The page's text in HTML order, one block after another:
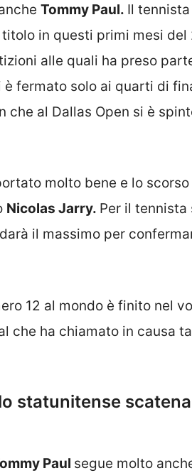
Tommy Paul. Il
in questi primi mesi del
alle quali ha preso
è fermato solo ai quarti di
che al Dallas Open si è
molto bene e lo
Nicolas Jarry. Per il
il massimo per
12 al mondo è finito nel
che ha chiamato in causa
statunitense
Paul segue molto